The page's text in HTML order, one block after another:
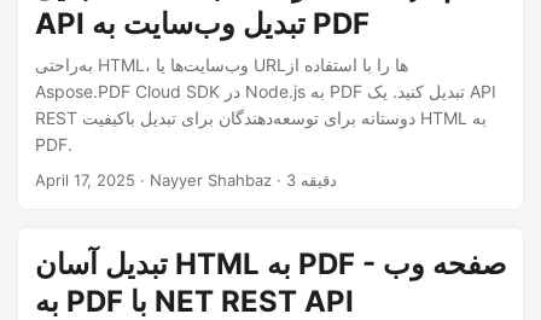
API تبدیل وب‌سایت به PDF
به‌راحتی HTML، وب‌سایت‌ها یا URLها را با استفاده از
Aspose.PDF Cloud SDK در Node.js به PDF تبدیل کنید. یک API
REST دوستانه برای توسعه‌دهندگان برای تبدیل باکیفیت HTML به
PDF.
April 17, 2025 · Nayyer Shahbaz · 3 دقیقه
تبدیل آسان HTML به PDF - صفحه وب
به PDF با NET REST API